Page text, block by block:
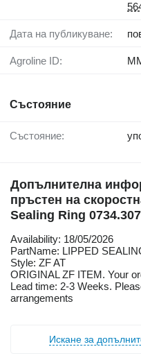
Дата на публикуване:
Agroline ID:
Състояние
Състояние:
Допълнителна
пръстен на
Sealing Ring
Availability: 18/05/2026
PartName: LIPPED
Style: ZF AT
ORIGINAL ZF ITEM. Your
Lead time: 2-3 Weeks.
arrangements
Искане за